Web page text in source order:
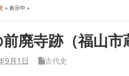
» 表示中 »
廃寺跡（福山市
9月1日 古代史